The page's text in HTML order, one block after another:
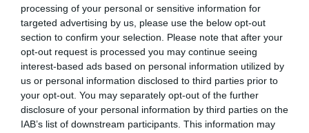
processing of your personal or sensitive information for
targeted advertising by us, please use the below opt-out
section to confirm your selection. Please note that after your
opt-out request is processed you may continue seeing
interest-based ads based on personal information utilized by
us or personal information disclosed to third parties prior to
your opt-out. You may separately opt-out of the further
disclosure of your personal information by third parties on the
IAB’s list of downstream participants. This information may